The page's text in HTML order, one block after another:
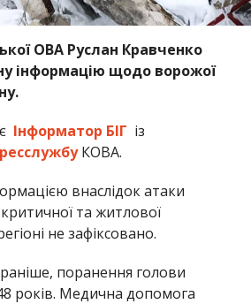
ОВА Руслан Кравченко
інформацію щодо ворожої
Інформатор БІГ із
КОВА.
внаслідок атаки
та житлової
не зафіксовано.
поранення голови
років. Медична допомога